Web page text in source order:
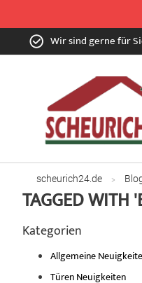
Zum
Inhalt Wir sind gerne für
scheurich24.de
TAGGED WITH
Kategorien
Allgemeine
Türen Neuigkeiten